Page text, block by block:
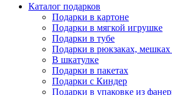
Каталог подарков
Подарки в картоне
Подарки в мягкой игрушке
Подарки в тубе
Подарки в рюкзаках, мешках
В шкатулке
Подарки в пакетах
Подарки с Киндер
Подарки в упаковке из